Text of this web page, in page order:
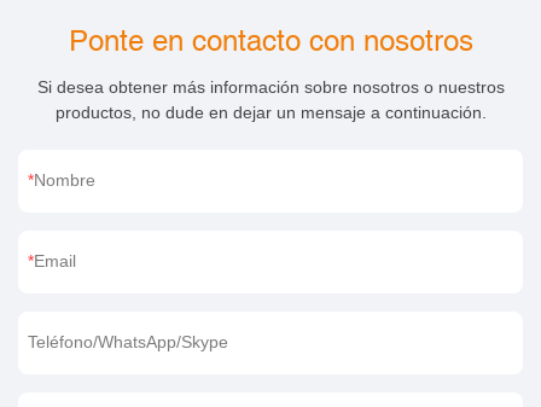
Ponte en contacto con nosotros
Si desea obtener más información sobre nosotros o nuestros
productos, no dude en dejar un mensaje a continuación.
Nombre
Email
Teléfono/WhatsApp/Skype